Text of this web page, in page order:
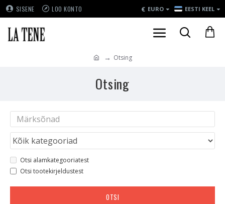
SISENE LOO KONTO € EURO EESTI KEEL
Otsing
Otsing
Otsi alamkategooriatest
Otsi tootekirjeldustest
OTSI